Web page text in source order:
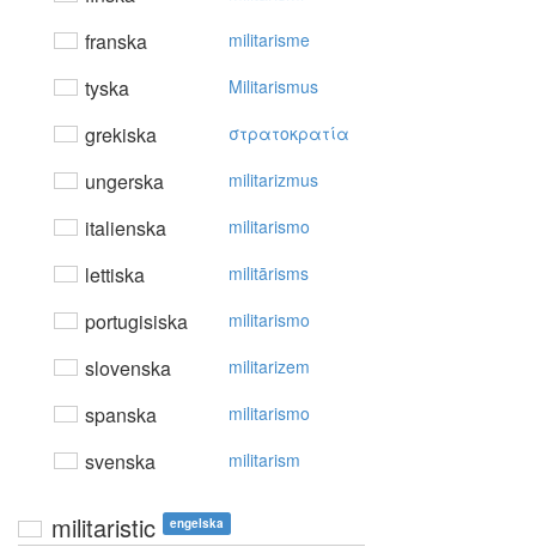
franska militarisme
tyska Militarismus
grekiska στρατoκρατία
ungerska militarizmus
italienska militarismo
lettiska militārisms
portugisiska militarismo
slovenska militarizem
spanska militarismo
svenska militarism
militaristic engelska